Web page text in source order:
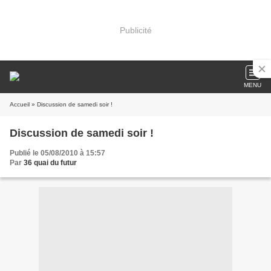
Publicité
MENU
Accueil » Discussion de samedi soir !
Discussion de samedi soir !
Publié le 05/08/2010 à 15:57
Par 36 quai du futur